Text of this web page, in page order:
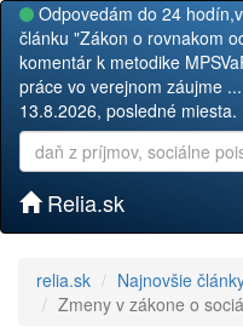
Odpovedám do 24
článku "Zákon o rovnakom
komentár k metodike
práce vo verejnom záujme
13.8.2026, posledné miesta.
Relia.sk
relia.sk
Najnovšie
Zmeny v zákone o